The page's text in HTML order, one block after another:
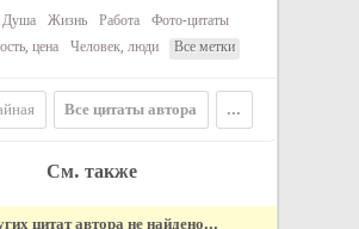
Душа Жизнь Работа
Фото-цитаты
цена
Человек, люди Все метки
Все цитаты автора ...
См. также
цитат автора не найдено...